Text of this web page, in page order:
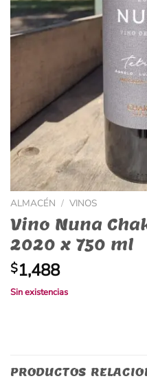
ALMACÉN / VINOS
Vino Nuna
2020 x 750 ml
$1,488
Sin existencias
PRODUCTOS